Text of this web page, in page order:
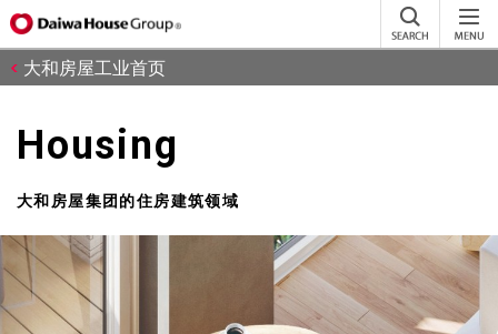
大和房屋工业首页
Housing
大和房屋集团的住房建筑领域